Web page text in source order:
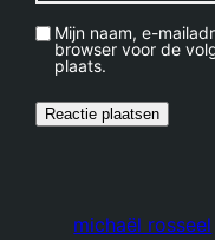
Mijn naam, e-
browser voor de
plaats.
michaël rosseel